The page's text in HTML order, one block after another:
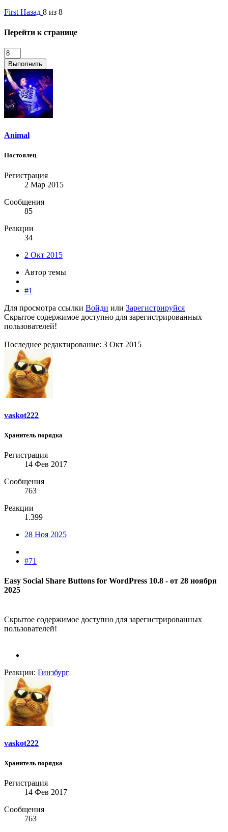
First Назад 8 из 8
Перейти к странице
Выполнить
Animal
Постоялец
Регистрация
2 Мар 2015
Сообщения
85
Реакции
34
2 Окт 2015
Автор темы
#1
Для просмотра ссылки Войди или Зарегистрируйся
Скрытое содержимое доступно для зарегистрированных
пользователей!
Последнее редактирование: 3 Окт 2015
vaskot222
Хранитель порядка
Регистрация
14 Фев 2017
Сообщения
763
Реакции
1.399
28 Ноя 2025
#71
Easy Social Share Buttons for WordPress 10.8 - от 28 ноября
2025​
Скрытое содержимое доступно для зарегистрированных
пользователей!
Реакции: Гинзбург
vaskot222
Хранитель порядка
Регистрация
14 Фев 2017
Сообщения
763